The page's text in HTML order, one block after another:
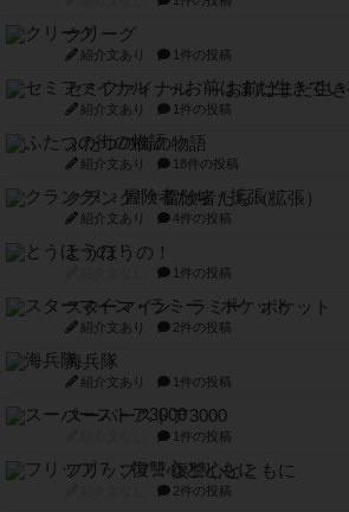
クリーグ
紹介文あり 1件の投稿
セミファイナル ～お前はまだ生き
紹介文あり 1件の投稿
ふたつの街の物語
紹介文あり 18件の投稿
クランク! ：冒険者たち（拡張）
紹介文あり 4件の投稿
とうほうの！
1件の投稿
スターマイン・ラミー ポケット
紹介文あり 2件の投稿
海兵隊
紹介文あり 1件の投稿
スーパーストア3000
1件の投稿
フリップ７：復讐心とともに
2件の投稿